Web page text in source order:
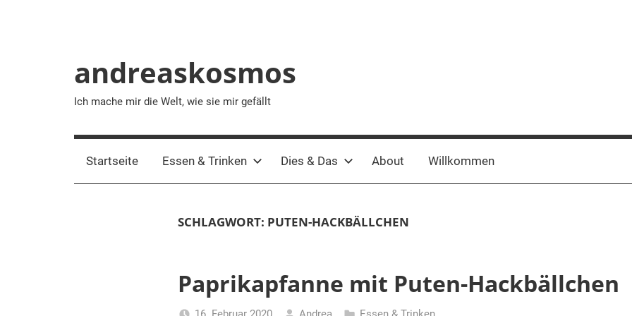
andreaskosmos
Ich mache mir die Welt, wie sie mir gefällt
Startseite Essen & Trinken Dies & Das About Willkommen
SCHLAGWORT: PUTEN-HACKBÄLLCHEN
Paprikapfanne mit Puten-Hackbällchen